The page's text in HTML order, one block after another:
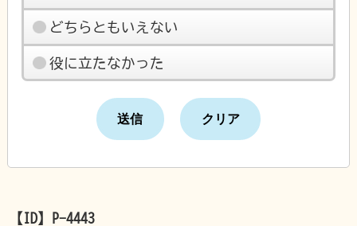
どちらともいえない
役に立たなかった
【ID】
P-4443